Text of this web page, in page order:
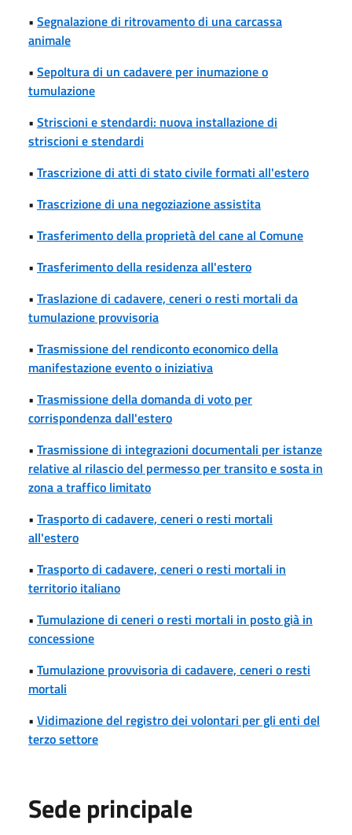
• Segnalazione di ritrovamento di una carcassa
animale
• Sepoltura di un cadavere per inumazione o
tumulazione
• Striscioni e stendardi: nuova installazione di
striscioni e stendardi
• Trascrizione di atti di stato civile formati all'estero
• Trascrizione di una negoziazione assistita
• Trasferimento della proprietà del cane al Comune
• Trasferimento della residenza all'estero
• Traslazione di cadavere, ceneri o resti mortali da
tumulazione provvisoria
• Trasmissione del rendiconto economico della
manifestazione evento o iniziativa
• Trasmissione della domanda di voto per
corrispondenza dall'estero
• Trasmissione di integrazioni documentali per istanze
relative al rilascio del permesso per transito e sosta in
zona a traffico limitato
• Trasporto di cadavere, ceneri o resti mortali
all'estero
• Trasporto di cadavere, ceneri o resti mortali in
territorio italiano
• Tumulazione di ceneri o resti mortali in posto già in
concessione
• Tumulazione provvisoria di cadavere, ceneri o resti
mortali
• Vidimazione del registro dei volontari per gli enti del
terzo settore
Sede principale